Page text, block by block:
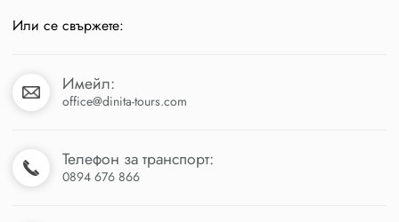
Или се свържете:
Имейл:
office@dinita-tours.com
Телефон за транспорт:
0894 676 866